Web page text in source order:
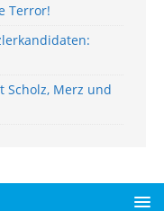
Terror!
Scholz, Merz und